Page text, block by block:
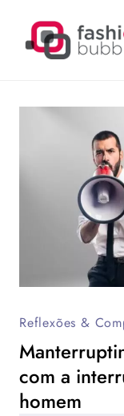
Reflexões &
com a
homem